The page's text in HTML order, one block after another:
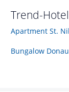
Trend-
Apartment St.
Bungalow